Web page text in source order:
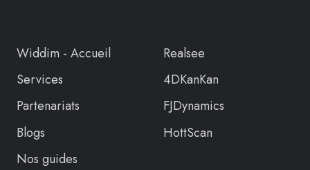
Widdim - Accueil
Services
Partenariats
Blogs
Nos guides
Realsee
4DKanKan
FJDynamics
HottScan